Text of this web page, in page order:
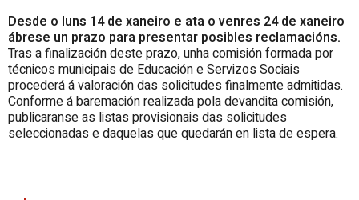
Desde o luns 14 de xaneiro e ata o venres 24 de xaneiro
ábrese un prazo para presentar posibles reclamacións.
Tras a finalización deste prazo, unha comisión formada por
técnicos municipais de Educación e Servizos Sociais
procederá á valoración das solicitudes finalmente admitidas.
Conforme á baremación realizada pola devandita comisión,
publicaranse as listas provisionais das solicitudes
seleccionadas e daquelas que quedarán en lista de espera.